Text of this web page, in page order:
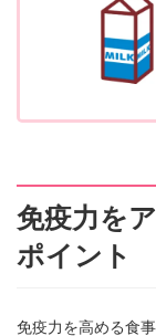
免疫力を
ポイント
免疫力を高める食